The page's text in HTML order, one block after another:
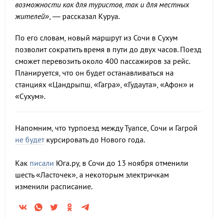
возможности как для туристов, так и для местных
жителей», — рассказал Куруа.
По его словам, новый маршрут из Сочи в Сухум
позволит сократить время в пути до двух часов. Поезд
сможет перевозить около 400 пассажиров за рейс.
Планируется, что он будет останавливаться на
станциях «Цандрыпш, «Гагра», «Гудаута», «Афон» и
«Сухум».
Напомним, что турпоезд между Туапсе, Сочи и Гагрой
не будеткурсировать до Нового года.
Как писали Юга.ру, в Сочи до 13 ноября отменили
шесть «Ласточек», а некоторым электричкам
изменили расписание.